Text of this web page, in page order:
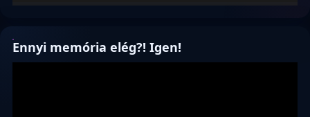
Ennyi memória elég?! Igen!